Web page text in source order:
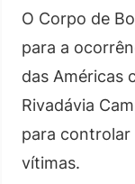
O Corpo de
para a
das Américas
Rivadávia
para controlar
vítimas.